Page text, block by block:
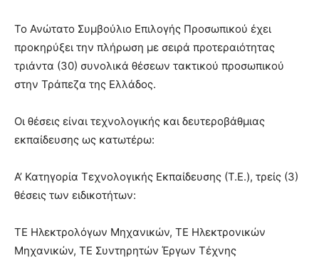
Το Ανώτατο Συμβούλιο Επιλογής Προσωπικού έχει
προκηρύξει την πλήρωση με σειρά προτεραιότητας
τριάντα (30) συνολικά θέσεων τακτικού προσωπικού
στην Τράπεζα της Ελλάδος.
Οι θέσεις είναι τεχνολογικής και δευτεροβάθμιας
εκπαίδευσης ως κατωτέρω:
Α’ Κατηγορία Τεχνολογικής Εκπαίδευσης (Τ.Ε.), τρείς (3)
θέσεις των ειδικοτήτων:
ΤΕ Ηλεκτρολόγων Μηχανικών, ΤΕ Ηλεκτρονικών
Μηχανικών, ΤΕ Συντηρητών Έργων Τέχνης